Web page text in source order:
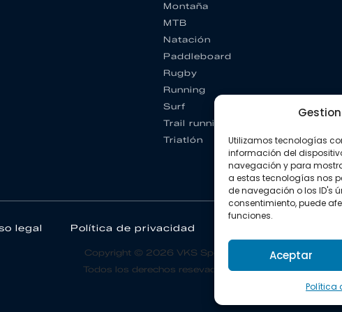
Utilizamos tecnologías
información del
navegación y para
a estas tecnologías nos
de navegación o los ID's
consentimiento, puede
funciones.
Aceptar
Política
Montaña
MTB
Natación
Paddleboard
Rugby
Running
Surf
Trail running
Triatlón
legal Política de privacidad
Copyright © 2026 VKS Sport.
Todos los derechos resevados.